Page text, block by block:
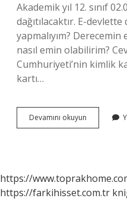
Akademik yıl 12. sınıf
dağıtılacaktır. E-
yapmalıyım? Derecemin
nasıl emin olabilirim?
Cumhuriyeti’nin kimlik
kartı…
Devamını okuyun
Lise
Zaman
Düşer
https://
https://farkihisset.com.tr